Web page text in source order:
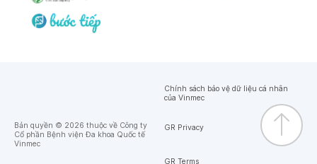
Bản quyền © 2026 thuộc về Công ty
Cổ phần Bệnh viện Đa khoa Quốc tế
Vinmec
Chính sách bảo vệ dữ liệu cá nhân
của Vinmec
GR Privacy
GR Terms